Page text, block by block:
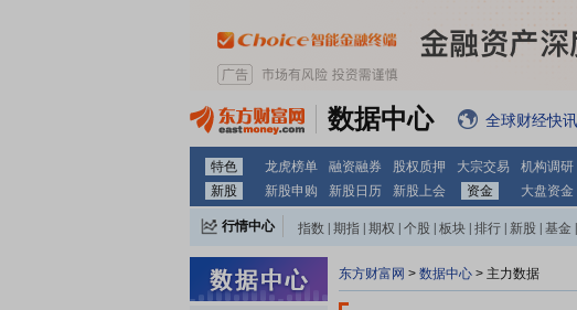
数据中心 全球财经快讯
特色 龙虎榜单 融资融券 股权质押 大宗交易 机构调研
新股
新股申购 新股日历 新股上会 资金 大盘资金
行情中心 指数 期指 期权 个股 板块 排行 新股 基金
东方财富网 > 数据中心 > 主力数据